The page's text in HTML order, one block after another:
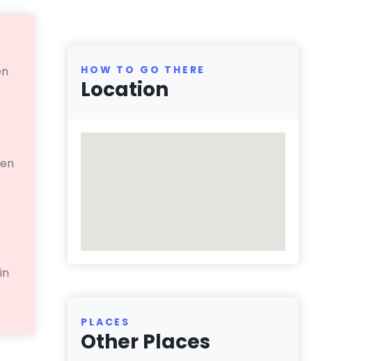
HOW TO GO THERE
Location
PLACES
Other Places